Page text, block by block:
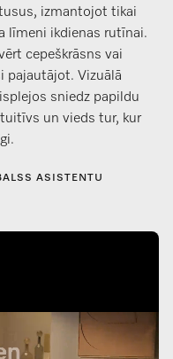
izmantojot tikai
līmeni ikdienas rutīnai.
cepeškrāsns vai
pajautājot. Vizuālā
sniedz papildu
un vieds tur, kur
ASISTENTU